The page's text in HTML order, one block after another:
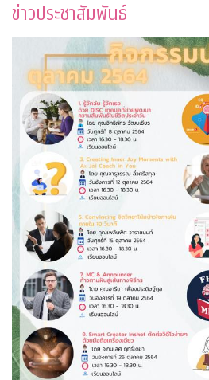
ข่าวประชาสัมพันธ์